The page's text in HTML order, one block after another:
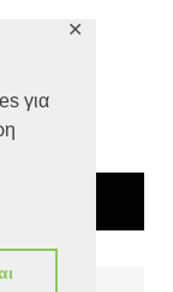
για
✕